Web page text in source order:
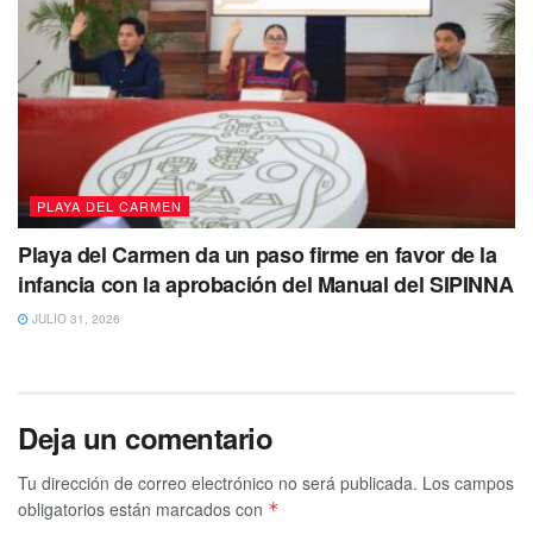
PLAYA DEL CARMEN
Playa del Carmen da un paso firme en favor de la
infancia con la aprobación del Manual del SIPINNA
JULIO 31, 2026
Deja un comentario
Tu dirección de correo electrónico no será publicada. Los campos
obligatorios están marcados con *